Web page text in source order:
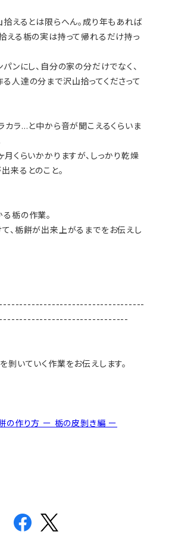
えるとは限らへん。成り年もあれば
える栃の実は持って帰れるだけ持っ
パンにし、自分の家の分だけでなく、
人達の分まで沢山拾ってくださって
カラ…と中から音が聞こえるくらいま
くらいかかりますが、しっかり乾燥
来るとのこと。
栃の作業。
、栃餅が出来上がるまでをお伝えし
剝いていく作業をお伝えします。
の作り方 ー 栃の皮剝き編 ー